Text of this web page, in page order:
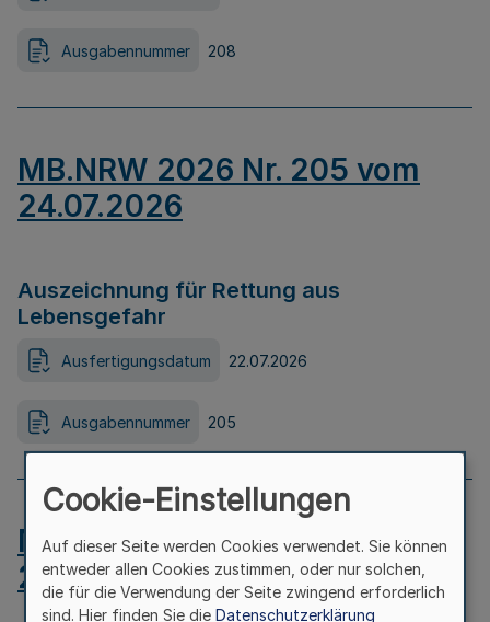
Ausgabennummer 208
MB.NRW 2026 Nr. 205 vom
24.07.2026
Auszeichnung für Rettung aus
Lebensgefahr
Ausfertigungsdatum 22.07.2026
Ausgabennummer 205
MB.NRW 2026 Nr. 204 vom
24.07.2026
Cookie-Einstellungen
Auf dieser Seite werden Cookies verwendet. Sie können
entweder allen Cookies zustimmen, oder nur solchen,
die für die Verwendung der Seite zwingend erforderlich
sind. Hier finden Sie die Datenschutzerklärung